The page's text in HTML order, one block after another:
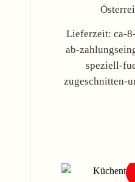
Lieferzeit: ca-
ab-
speziell-
zugeschnitten-